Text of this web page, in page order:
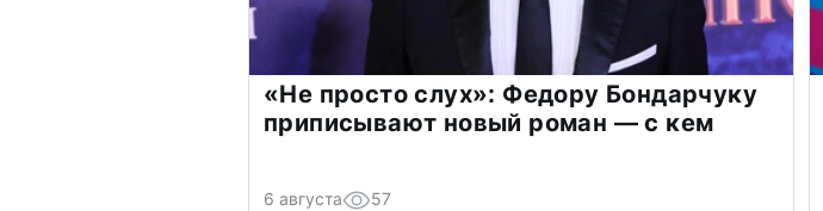
«Не просто слух»: Федору Бондарчуку
приписывают новый роман — с кем
6 августа 57